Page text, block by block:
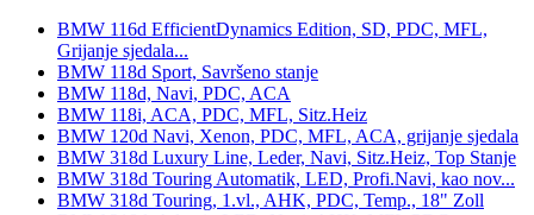
BMW 116d EfficientDynamics Edition, SD, PDC, MFL,
Grijanje sjedala...
BMW 118d Sport, Savršeno stanje
BMW 118d, Navi, PDC, ACA
BMW 118i, ACA, PDC, MFL, Sitz.Heiz
BMW 120d Navi, Xenon, PDC, MFL, ACA, grijanje sjedala
BMW 318d Luxury Line, Leder, Navi, Sitz.Heiz, Top Stanje
BMW 318d Touring Automatik, LED, Profi.Navi, kao nov...
BMW 318d Touring, 1.vl., AHK, PDC, Temp., 18" Zoll